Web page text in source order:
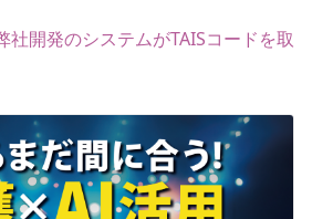
社開発のシステムがTAISコードを取